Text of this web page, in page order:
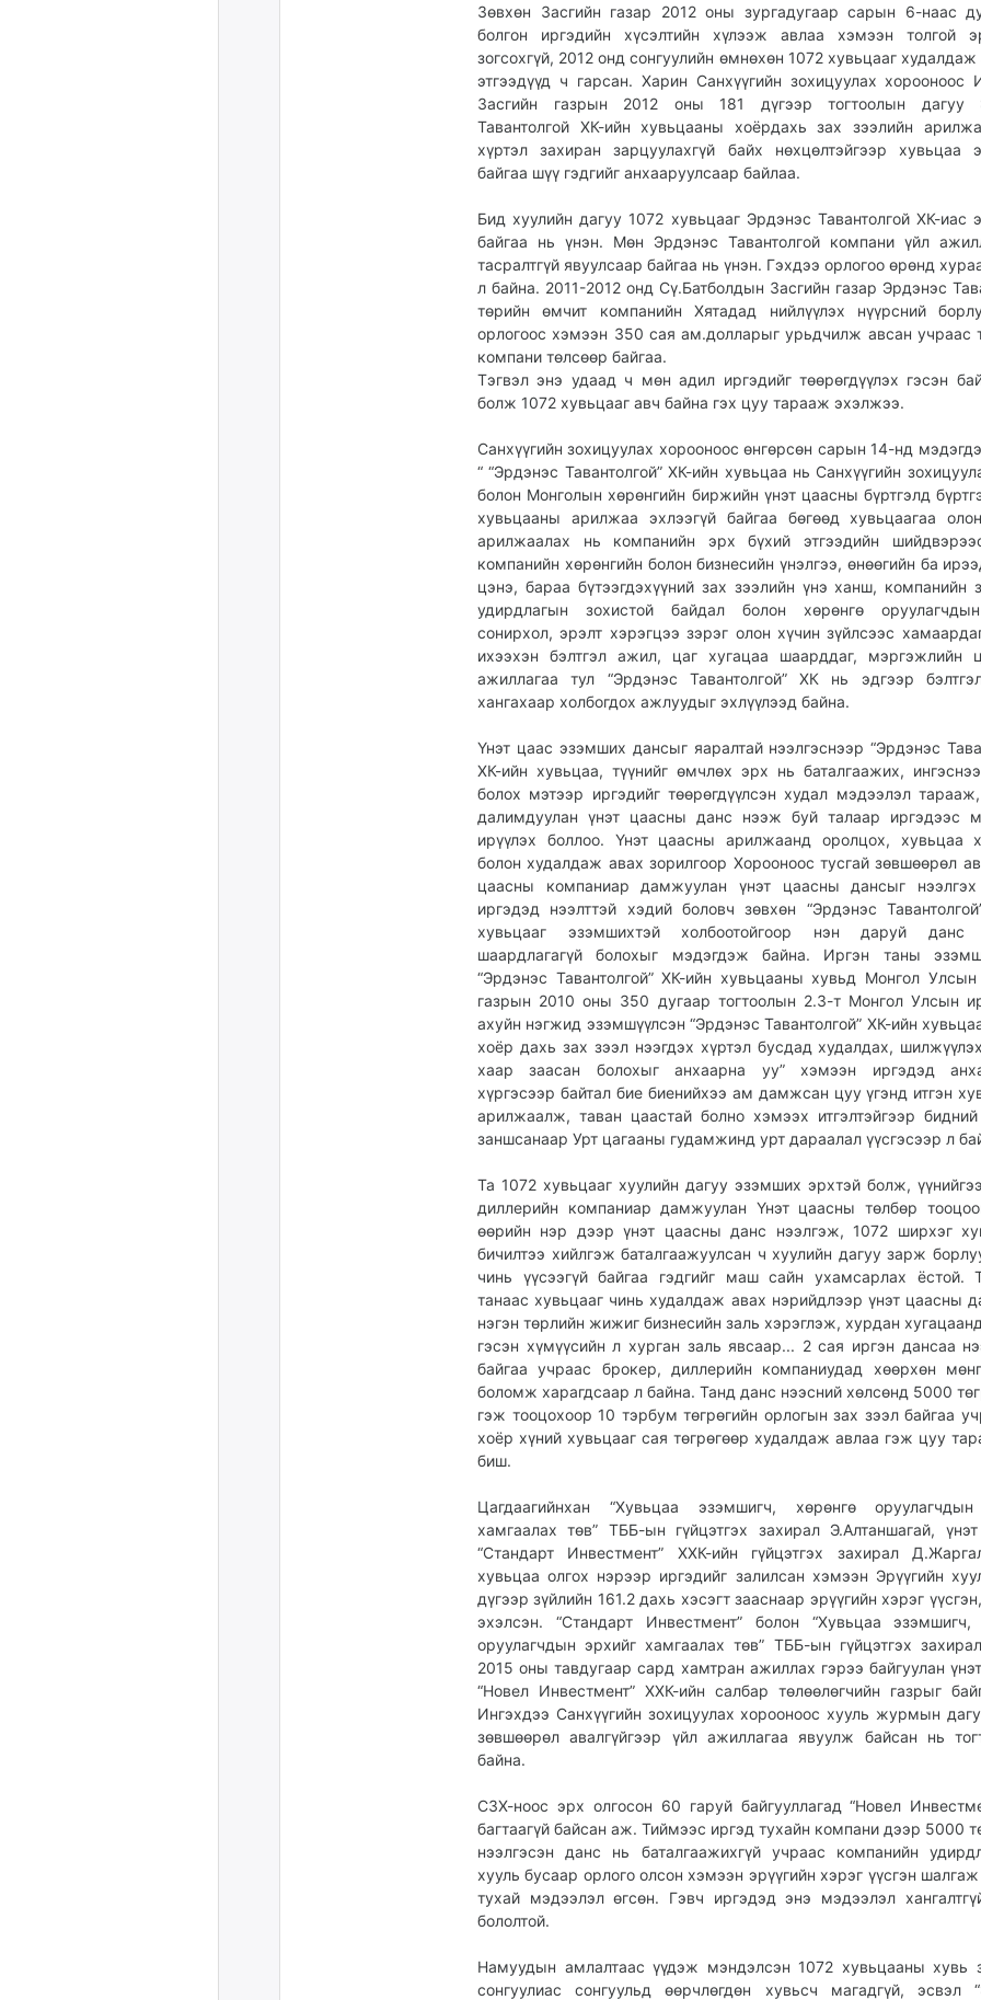
Зөвхөн Засгийн газар 2012 оны зургадугаар сарын 6-наас
болгон иргэдийн хүсэлтийн хүлээж авлаа хэмээн толгой
зогсохгүй, 2012 онд сонгуулийн өмнөхөн 1072 хувьцааг худалдаж
этгээдүүд ч гарсан. Харин Санхүүгийн зохицуулах хорооноос
Засгийн газрын 2012 оны 181 дүгээр тогтоолын дагуу
Тавантолгой ХК-ийн хувьцааны хоёрдахь зах зээлийн
хүртэл захиран зарцуулахгүй байх нөхцөлтэйгээр хувьцаа
байгаа шүү гэдгийг анхааруулсаар байлаа.
Бид хуулийн дагуу 1072 хувьцааг Эрдэнэс Тавантолгой ХК-иас
байгаа нь үнэн. Мөн Эрдэнэс Тавантолгой компани үйл
тасралтгүй явуулсаар байгаа нь үнэн. Гэхдээ орлогоо өрөнд
л байна. 2011-2012 онд Сү.Батболдын Засгийн газар Эрдэнэс
төрийн өмчит компанийн Хятадад нийлүүлэх нүүрсний
орлогоос хэмээн 350 сая ам.долларыг урьдчилж авсан учраас
компани төлсөөр байгаа.
Тэгвэл энэ удаад ч мөн адил иргэдийг төөрөгдүүлэх гэсэн
болж 1072 хувьцааг авч байна гэх цуу тарааж эхэлжээ.
Санхүүгийн зохицуулах хорооноос өнгөрсөн сарын 14-нд
“ “Эрдэнэс Тавантолгой” ХК-ийн хувьцаа нь Санхүүгийн
болон Монголын хөрөнгийн биржийн үнэт цаасны бүртгэлд
хувьцааны арилжаа эхлээгүй байгаа бөгөөд хувьцаагаа
арилжаалах нь компанийн эрх бүхий этгээдийн
компанийн хөрөнгийн болон бизнесийн үнэлгээ, өнөөгийн ба
цэнэ, бараа бүтээгдэхүүний зах зээлийн үнэ ханш, компанийн
удирдлагын зохистой байдал болон хөрөнгө
сонирхол, эрэлт хэрэгцээ зэрэг олон хүчин зүйлсээс
ихээхэн бэлтгэл ажил, цаг хугацаа шаарддаг, мэргэжлийн
ажиллагаа тул “Эрдэнэс Тавантолгой” ХК нь эдгээр
хангахаар холбогдох ажлуудыг эхлүүлээд байна.
Үнэт цаас эзэмших дансыг яаралтай нээлгэснээр “Эрдэнэс
ХК-ийн хувьцаа, түүнийг өмчлөх эрх нь баталгаажих,
болох мэтээр иргэдийг төөрөгдүүлсэн худал мэдээлэл тарааж,
далимдуулан үнэт цаасны данс нээж буй талаар иргэдээс
ирүүлэх боллоо. Үнэт цаасны арилжаанд оролцох, хувьцаа
болон худалдаж авах зорилгоор Хорооноос тусгай зөвшөөрөл
цаасны компаниар дамжуулан үнэт цаасны дансыг
иргэдэд нээлттэй хэдий боловч зөвхөн “Эрдэнэс
хувьцааг эзэмшихтэй холбоотойгоор нэн даруй данс
шаардлагагүй болохыг мэдэгдэж байна. Иргэн таны
“Эрдэнэс Тавантолгой” ХК-ийн хувьцааны хувьд Монгол Улсын
газрын 2010 оны 350 дугаар тогтоолын 2.3-т Монгол Улсын
ахуйн нэгжид эзэмшүүлсэн “Эрдэнэс Тавантолгой” ХК-ийн
хоёр дахь зах зээл нээгдэх хүртэл бусдад худалдах,
хаар заасан болохыг анхаар­на уу” хэмээн иргэдэд
хүргэсээр байтал бие биенийхээ ам дамжсан цуу үгэнд итгэн
арилжаалж, таван цаастай болно хэмээх итгэлтэйгээр
заншсанаар Урт цагааны гудамжинд урт дараа­­лал үүсгэсээр л
Та 1072 хувьцааг хуулийн дагуу эзэмших эрхтэй болж,
диллерийн компаниар дамжуулан Үнэт цаасны төлбөр
өөрийн нэр дээр үнэт цаасны данс нээлгэж, 1072 ширхэг
бичилтээ хийлгэж баталгаажуулсан ч хуулийн дагуу зарж
чинь үүсээгүй байгаа гэдгийг маш сайн ухамсарлах ёстой.
танаас хувьцааг чинь худалдаж авах нэрийдлээр үнэт цаасны
нэгэн төрлийн жижиг бизнесийн заль хэрэглэж, хурдан
гэсэн хүмүүсийн л хурган заль явсаар... 2 сая иргэн дансаа
байгаа учраас брокер, диллерийн компаниудад хөөрхөн
боломж харагдсаар л байна. Танд данс нээсний хөлсөнд 5000
гэж тооцохоор 10 тэрбум төгрөгийн орлогын зах зээл байгаа
хоёр хүний хувьцааг сая төгрөгөөр худалдаж авлаа гэж цуу
биш.
Цагдаагийнхан “Хувьцаа эзэмшигч, хөрөнгө
хамгаалах төв” ТББ-ын гүйцэтгэх захирал Э.Алтаншагай,
“Стандарт Инвестмент” ХХК-ийн гүйцэтгэх захирал
хувьцаа олгох нэрээр иргэдийг залилсан хэмээн Эрүүгийн
дүгээр зүйлийн 161.2 дахь хэсэгт зааснаар эрүүгийн хэрэг
эхэлсэн. “Стандарт Инвестмент” болон “Хувьцаа эзэмшигч,
оруулагчдын эрхийг хамгаалах төв” ТББ-ын гүйцэтгэх
2015 оны тавдугаар сард хамтран ажиллах гэрээ байгуулан
“Новел Инвестмент” ХХК-ийн салбар төлөөлөгчийн газрыг
Ингэхдээ Санхүүгийн зохицуулах хороо­ноос хууль журмын
зөвшөөрөл авалгүйгээр үйл ажиллагаа явуулж байсан нь
байна.
СЗХ-ноос эрх олгосон 60 гаруй байгууллагад “Новел
багтаагүй байсан аж. Тиймээс иргэд тухайн компани дээр 5000
нээлгэсэн данс нь баталгаажихгүй учраас компанийн
хууль бусаар орлого олсон хэмээн эрүүгийн хэрэг үүсгэн
тухай мэдээлэл өгсөн. Гэвч иргэдэд энэ мэдээлэл
бололтой.
Намуудын амлалтаас үүдэж мэндэлсэн 1072 хувьцааны хувь
сонгуулиас сонгуульд өөрчлөгдөн хувьсч магадгүй, эсвэл